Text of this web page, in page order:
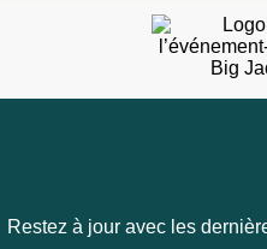
Restez à jour avec les